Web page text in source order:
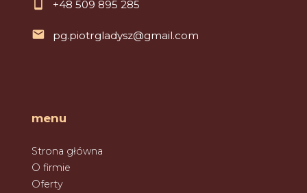
+48 509 895 285
pg.piotrgladysz@gmail.com
menu
Strona główna
O firmie
Oferty